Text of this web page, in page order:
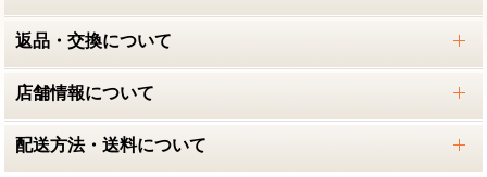
返品・交換について
店舗情報について
配送方法・送料について